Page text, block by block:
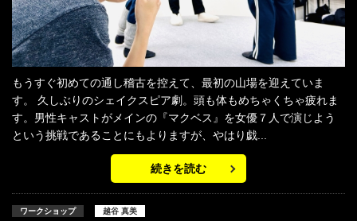
もうすぐ初めての通し稽古を控えて、最初の山場を迎えていま
す。 久しぶりのシェイクスピア劇。頭も体もめちゃくちゃ疲れま
す。男性キャストがメインの『マクベス』を女優７人で演じよう
という挑戦であることにもよりますが、やはり戯...
続きを読む
ワークショップ 越谷 真美